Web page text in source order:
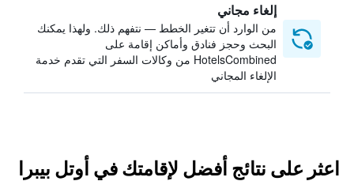
إلغاء مجاني
من الوارد أن تتغير الخطط — نتفهم ذلك. ولهذا يمكنك
البحث وحجز فنادق وأماكن إقامة على
HotelsCombined من وكالات السفر التي تقدم خدمة
الإلغاء المجاني
اعثر على نتائج أفضل لإقامتك في أوتل بيبرا